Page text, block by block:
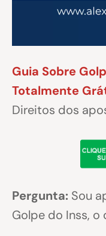
Guia Sobre
Totalmente
Direitos dos
Pergunta: Sou
Golpe do Inss, o